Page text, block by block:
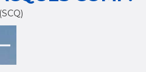
(SCQ)